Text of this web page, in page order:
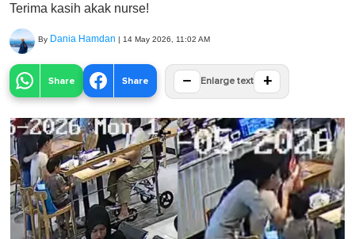
Terima kasih akak nurse!
By Dania Hamdan | 14 May 2026, 11:02 AM
Share Share − Enlarge text +